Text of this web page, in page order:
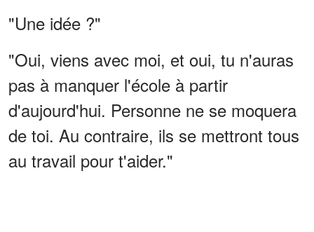
"Une idée ?"
"Oui, viens avec moi, et oui, tu n'auras
pas à manquer l'école à partir
d'aujourd'hui. Personne ne se moquera
de toi. Au contraire, ils se mettront tous
au travail pour t'aider."